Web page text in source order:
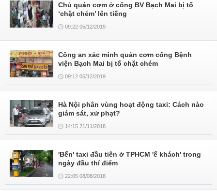
Chủ quán cơm ở cổng BV Bạch Mai bị tố
‘chặt chém’ lên tiếng
09:22 05/12/2019
Công an xác minh quán cơm cổng Bệnh
viện Bạch Mai bị tố chặt chém
09:12 05/12/2019
Hà Nội phân vùng hoạt động taxi: Cách nào
giám sát, xử phạt?
14:15 21/11/2018
'Bến' taxi đầu tiên ở TPHCM 'ế khách' trong
ngày đầu thí điểm
22:05 08/08/2018